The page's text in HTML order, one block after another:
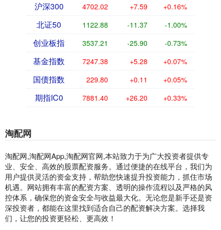
沪深300 4702.02 +7.59 +0.16%
北证50 1122.88 -11.37 -1.00%
创业板指 3537.21 -25.90 -0.73%
基金指数 7247.38 +5.28 +0.07%
国债指数 229.80 +0.11 +0.05%
期指IC0 7881.40 +26.20 +0.33%
淘配网
淘配网,淘配网App,淘配网官网,本站致力于为广大投资者提供专
业、安全、高效的股票配资服务。通过便捷的在线平台，我们为
用户提供灵活的资金支持，帮助您快速提升投资能力，抓住市场
机遇。网站拥有丰富的配资方案、透明的操作流程以及严格的风
控体系，确保您的资金安全与收益最大化。无论您是新手还是资
深投资者，都能在这里找到适合自己的配资解决方案。选择我
们，让您的投资更轻松、更高效！